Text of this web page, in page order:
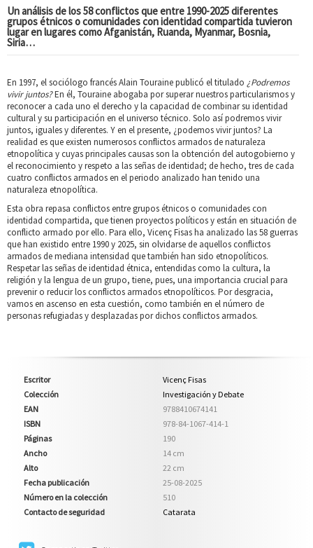
Un análisis de los 58 conflictos que entre 1990-2025 diferentes
grupos étnicos o comunidades con identidad compartida tuvieron
lugar en lugares como Afganistán, Ruanda, Myanmar, Bosnia,
Siria…
En 1997, el sociólogo francés Alain Touraine publicó el titulado ¿Podremos
vivir juntos?En él, Touraine abogaba por superar nuestros particularismos y
reconocer a cada uno el derecho y la capacidad de combinar su identidad
cultural y su participación en el universo técnico. Solo así podremos vivir
juntos, iguales y diferentes. Y en el presente, ¿podemos vivir juntos? La
realidad es que existen numerosos conflictos armados de naturaleza
etnopolítica y cuyas principales causas son la obtención del autogobierno y
el reconocimiento y respeto a las señas de identidad; de hecho, tres de cada
cuatro conflictos armados en el periodo analizado han tenido una
naturaleza etnopolítica.
Esta obra repasa conflictos entre grupos étnicos o comunidades con
identidad compartida, que tienen proyectos políticos y están en situación de
conflicto armado por ello. Para ello, Vicenç Fisas ha analizado las 58 guerras
que han existido entre 1990 y 2025, sin olvidarse de aquellos conflictos
armados de mediana intensidad que también han sido etnopolíticos.
Respetar las señas de identidad étnica, entendidas como la cultura, la
religión y la lengua de un grupo, tiene, pues, una importancia crucial para
prevenir o reducir los conflictos armados etnopolíticos. Por desgracia,
vamos en ascenso en esta cuestión, como también en el número de
personas refugiadas y desplazadas por dichos conflictos armados.
Escritor
Vicenç Fisas
Colección
Investigación y Debate
EAN
9788410674141
ISBN
978-84-1067-414-1
Páginas
190
Ancho
14 cm
Alto
22 cm
Fecha publicación
25-08-2025
Número en la colección
510
Contacto de seguridad
Catarata